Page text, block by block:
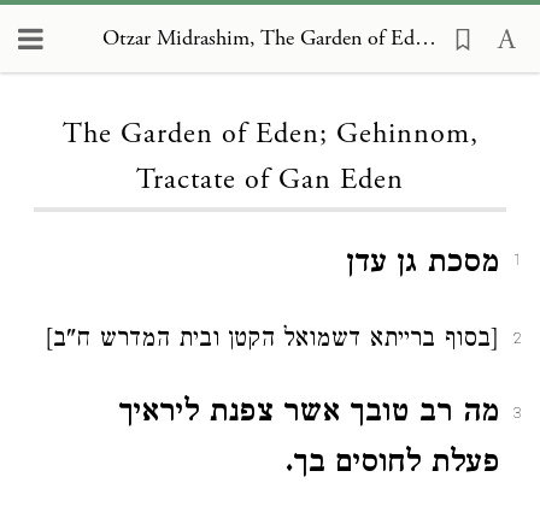
Otzar Midrashim, The Garden of Eden; Gehinnom, Tractate of Gan Eden
The Garden of Eden; Gehinnom,
Tractate of Gan Eden
1 מסכת גן עדן
2 [בסוף ברייתא דשמואל הקטן ובית המדרש ח"ב]
3
מה רב טובך אשר צפנת ליראיך
פעלת לחוסים בך.